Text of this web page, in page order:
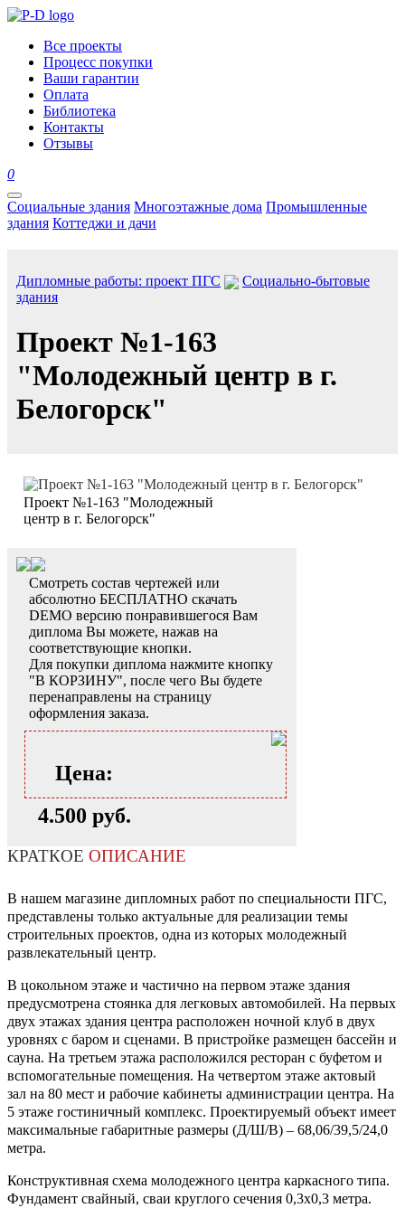
Все проекты
Процесс покупки
Ваши гарантии
Оплата
Библиотека
Контакты
Отзывы
0
Социальные здания Многоэтажные дома Промышленные
здания Коттеджи и дачи
Дипломные работы: проект ПГС
Социально-бытовые
здания
Проект №1-163
"Молодежный центр в г.
Белогорск"
Проект №1-163 "Молодежный
центр в г. Белогорск"
Смотреть состав чертежей или
абсолютно БЕСПЛАТНО скачать
DEMO версию понравившегося Вам
диплома Вы можете, нажав на
соответствующие кнопки.
Для покупки диплома нажмите кнопку
"В КОРЗИНУ", после чего Вы будете
перенаправлены на страницу
оформления заказа.
Цена:
4.500 руб.
КРАТКОЕ ОПИСАНИЕ
В нашем магазине дипломных работ по специальности ПГС,
представлены только актуальные для реализации темы
строительных проектов, одна из которых молодежный
развлекательный центр.
В цокольном этаже и частично на первом этаже здания
предусмотрена стоянка для легковых автомобилей. На первых
двух этажах здания центра расположен ночной клуб в двух
уровнях с баром и сценами. В пристройке размещен бассейн и
сауна. На третьем этажа расположился ресторан с буфетом и
вспомогательные помещения. На четвертом этаже актовый
зал на 80 мест и рабочие кабинеты администрации центра. На
5 этаже гостиничный комплекс. Проектируемый объект имеет
максимальные габаритные размеры (Д/Ш/В) – 68,06/39,5/24,0
метра.
Конструктивная схема молодежного центра каркасного типа.
Фундамент свайный, сваи круглого сечения 0,3х0,3 метра.